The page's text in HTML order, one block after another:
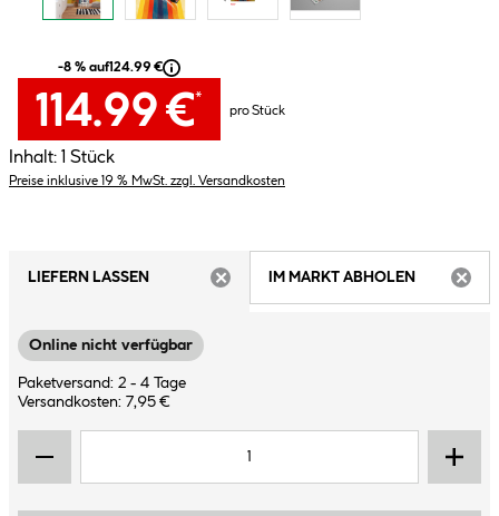
-8 % auf124.99 €
114.99 €*
pro Stück
Inhalt: 1 Stück
Preise inklusive 19 % MwSt. zzgl. Versandkosten
LIEFERN LASSEN
IM MARKT ABHOLEN
Online nicht verfügbar
Paketversand: 2 - 4 Tage
Versandkosten: 7,95 €